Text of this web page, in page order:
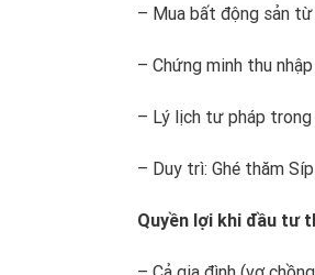
– Mua bất động sản từ
– Chứng minh thu
– Lý lịch tư pháp trong
– Duy trì: Ghé thăm Síp
Quyền lợi khi đầu tư